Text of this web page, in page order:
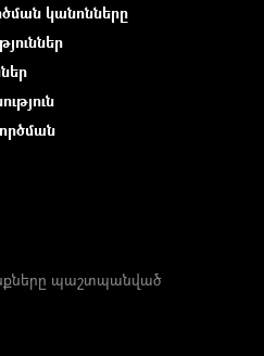
կանոնները
պաշտպանված